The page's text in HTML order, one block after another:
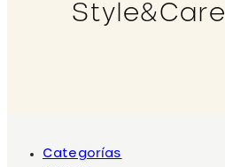
Style&Care
Categorías